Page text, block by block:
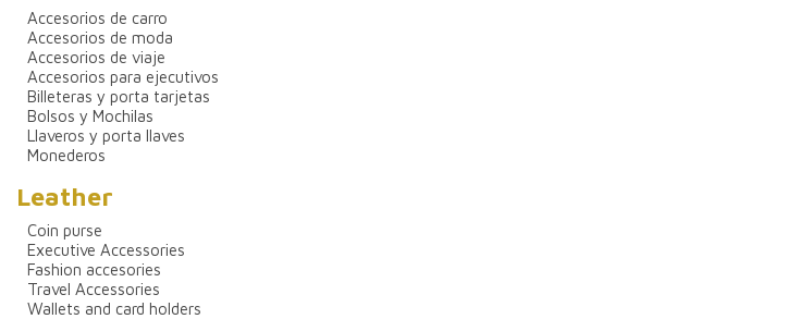
Accesorios de carro
Accesorios de moda
Accesorios de viaje
Accesorios para ejecutivos
Billeteras y porta tarjetas
Bolsos y Mochilas
Llaveros y porta llaves
Monederos
Leather
Coin purse
Executive Accessories
Fashion accesories
Travel Accessories
Wallets and card holders